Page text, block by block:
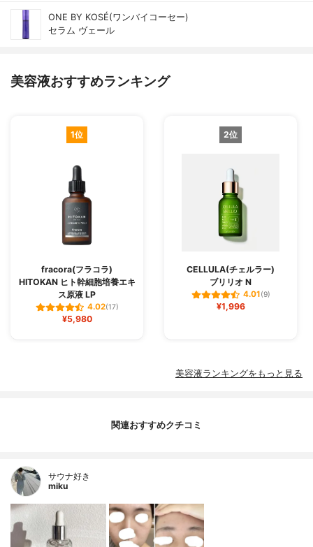
ONE BY KOSÉ(ワンバイコーセー)
セラム ヴェール
美容液おすすめランキング
1位
fracora(フラコラ)
HITOKAN ヒト幹細胞培養エキ
ス原液 LP
4.02(17)
¥5,980
2位
CELLULA(チェルラー)
ブリリオ N
4.01(9)
¥1,996
美容液ランキングをもっと見る
関連おすすめクチコミ
サウナ好き
miku